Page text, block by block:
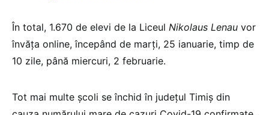
În total, 1.670 de elevi de la Liceul Nikolaus Lenau vor
învăța online, începând de marți, 25 ianuarie, timp de
10 zile, până miercuri, 2 februarie.
Tot mai multe școli se închid în județul Timiș din